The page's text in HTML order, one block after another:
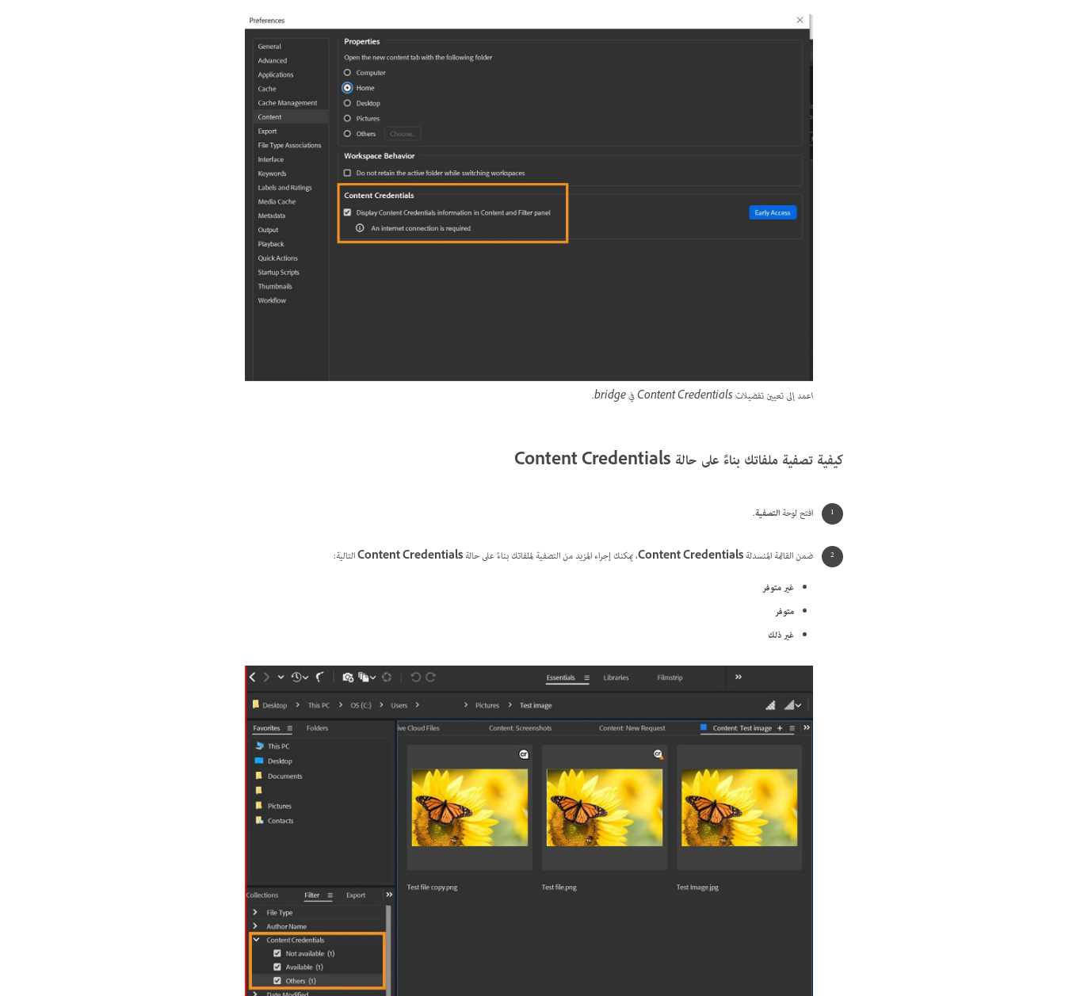
اعمد إلى تعيين تفضيلات Content Credentials في bridge.
كيفية تصفية ملفاتك بناءً على حالة Content Credentials
افتح لوحةالتصفية.
ضمن القائمة المنسدلةContent Credentials، يمكنك إجراء المزيد من التصفية لملفاتك بناءً على حالةContent Credentialsالتالية:
غير متوفر
متوفر
غير ذلك